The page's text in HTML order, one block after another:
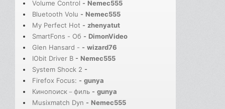
Volume Control - Nemec555
Bluetooth Volu - Nemec555
My Perfect Hot - zhenyatut
SmartFons - Об - DimonVideo
Glen Hansard - - wizard76
IObit Driver B - Nemec555
System Shock 2 -
Firefox Focus: - gunya
Кинопоиск－филь - gunya
Musixmatch Dyn - Nemec555